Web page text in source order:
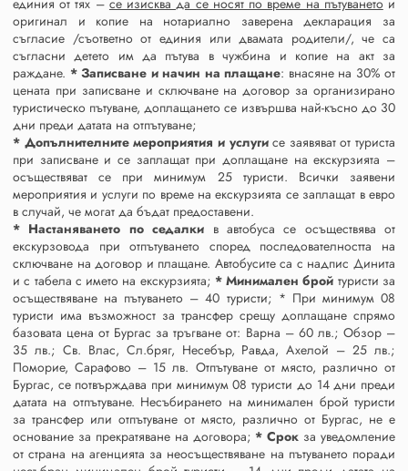
единия от тях – се изисква да се носят по време на пътуването и
оригинал и копие на нотариално заверена декларация за
съгласие /съответно от единия или двамата родители/, че са
съгласни детето им да пътува в чужбина и копие на акт за
раждане. * Записване и начин на плащане: внасяне на 30% от
цената при записване и сключване на договор за организирано
туристическо пътуване, доплащането се извършва най-късно до 30
дни преди датата на отпътуване;
* Допълнителните мероприятия и услугисе заявяват от туриста
при записване и се заплащат при доплащане на екскурзията –
осъществяват се при минимум 25 туристи. Всички заявени
мероприятия и услуги по време на екскурзията се заплащат в евро
в случай, че могат да бъдат предоставени.
* Настаняването по седалки в автобуса се осъществява от
екскурзовода при отпътуването според последователността на
сключване на договор и плащане. Автобусите са с надпис Динита
и с табела с името на екскурзията; * Минимален брой туристи за
осъществяване на пътуването – 40 туристи; * При минимум 08
туристи има възможност за трансфер срещу доплащане спрямо
базовата цена от Бургас за тръгване от: Варна – 60 лв.; Обзор –
35 лв.; Св. Влас, Сл.бряг, Несебър, Равда, Ахелой – 25 лв.;
Поморие, Сарафово – 15 лв. Отпътуване от място, различно от
Бургас, се потвърждава при минимум 08 туристи до 14 дни преди
датата на отпътуване. Несъбирането на минимален брой туристи
за трансфер или отпътуване от място, различно от Бургас, не е
основание за прекратяване на договора; * Срок за уведомление
от страна на агенцията за неосъществяване на пътуването поради